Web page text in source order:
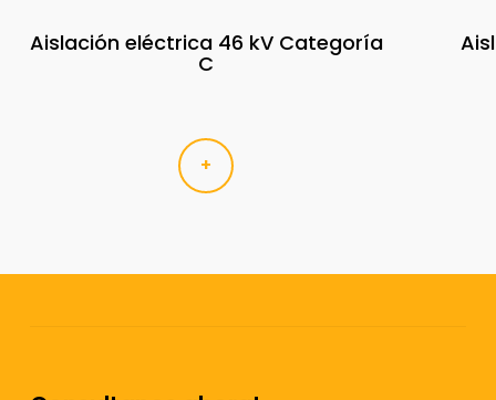
Aislación eléctrica 46 kV Categoría
C
+